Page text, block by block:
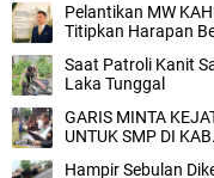
Pelantikan MW
Titipkan Harapan
Saat Patroli Kanit
Laka Tunggal
GARIS MINTA
UNTUK SMP DI
Hampir Sebulan